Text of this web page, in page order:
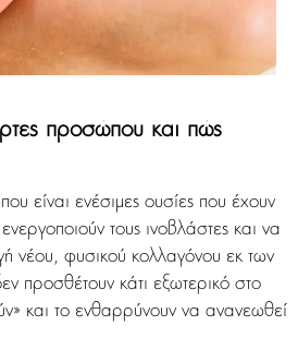
προσώπου και πώς
είναι ενέσιμες ουσίες που έχουν
τους ινοβλάστες και να
νέου, φυσικού κολλαγόνου εκ των
προσθέτουν κάτι εξωτερικό στο
και το ενθαρρύνουν να ανανεωθεί